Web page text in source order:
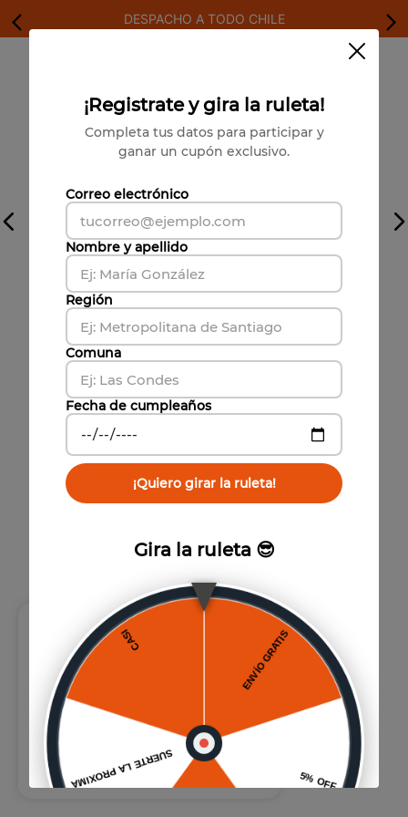
DESPACHO A TODO CHILE
Aprovecha todos los Lunes
Pagando con tus tarjetas de Banco Itaú.
Válido Ingresando los primeros 6 dígitos
de tu TC como código de descuento al
momento de finalizar el pago
VER MÁS
Aplica tyc
También te puede interesar
Gira la ruleta 😎
¡Registrate y gira la ruleta!
Completa tus datos para participar y
ganar un cupón exclusivo.
Correo electrónico
Nombre y apellido
Región
Comuna
Fecha de cumpleaños
¡Quiero girar la ruleta!